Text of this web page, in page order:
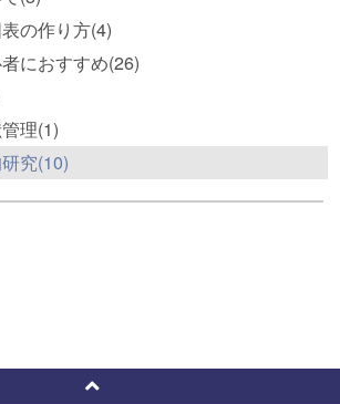
の作り方(4)
におすすめ(26)
理(1)
究(10)